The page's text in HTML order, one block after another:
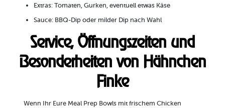
Extras: Tomaten, Gurken, eventuell etwas Käse
Sauce: BBQ-Dip oder milder Dip nach Wahl
Service, Öffnungszeiten und
Besonderheiten von Hähnchen
Finke
Wenn Ihr Eure Meal Prep Bowls mit frischem Chicken